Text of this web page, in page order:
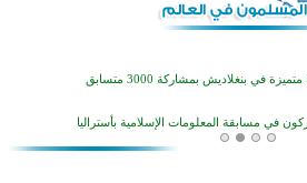
في بلييفليا بالجبل الأسود منذ أكثر من قرن